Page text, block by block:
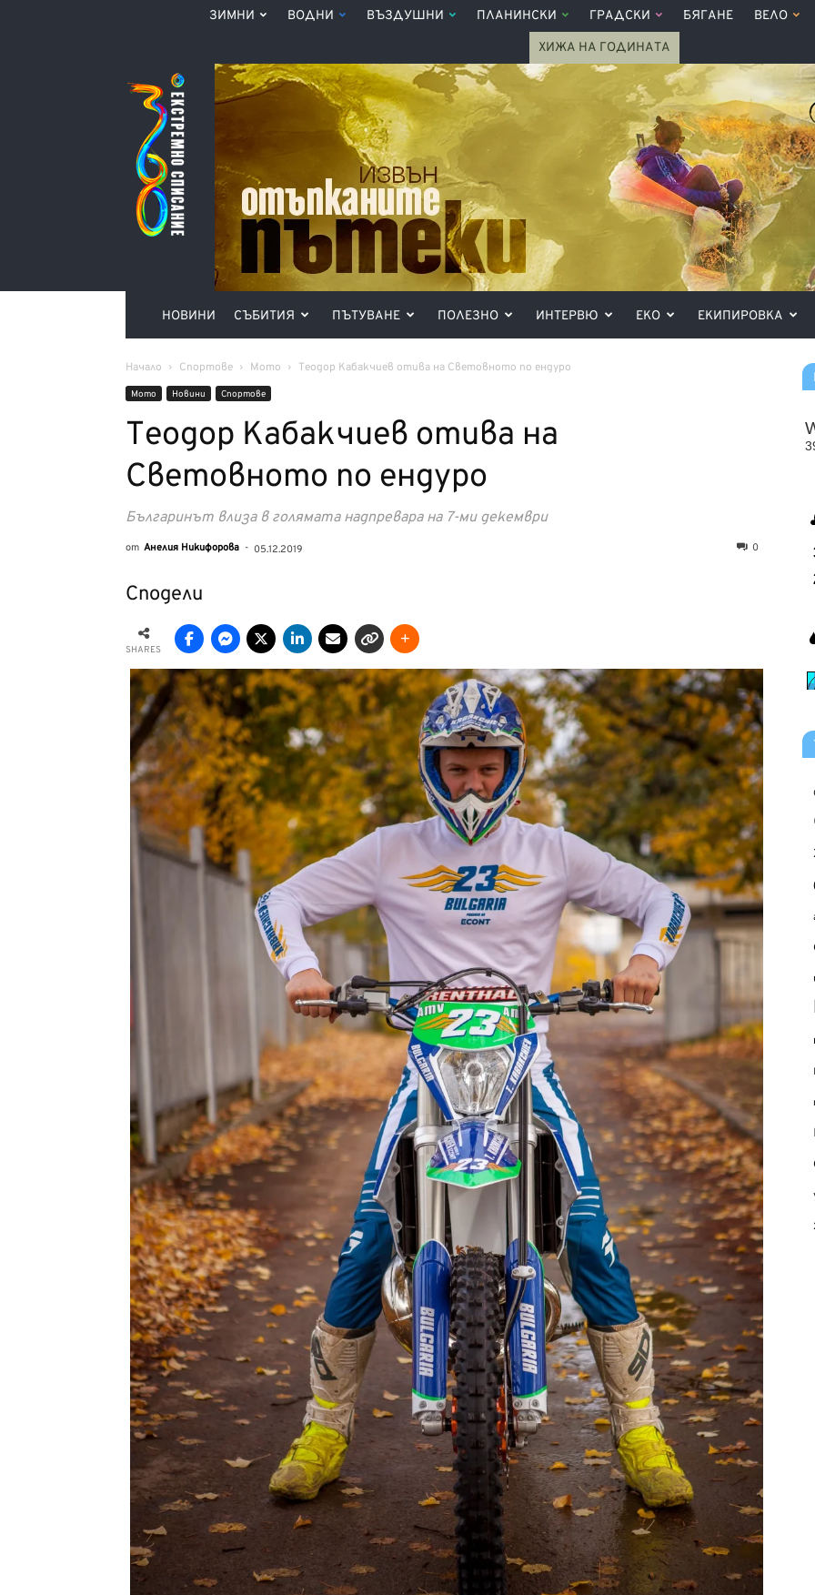
ЗИМНИ ВОДНИ ВЪЗДУШНИ ПЛАНИНСКИ ГРАДСКИ БЯГАНЕ ВЕЛО
ХИЖА НА ГОДИНАТА
Списание
360°
НОВИНИ СЪБИТИЯ ПЪТУВАНЕ ПОЛЕЗНО ИНТЕРВЮ ЕКО ЕКИПИРОВКА
Начало Спортове Мото Теодор Кабакчиев отива на Световното по ендуро
Мото Новини Спортове
Теодор Кабакчиев отива на
Световното по ендуро
Българинът влиза в голямата надпревара на 7-ми декември
от Анелия Никифорова - 05.12.2019 0
Сподели
SHARES